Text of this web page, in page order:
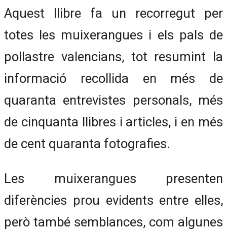
Aquest llibre fa un recorregut per
totes les muixerangues i els pals de
pollastre valencians, tot resumint la
informació recollida en més de
quaranta entrevistes personals, més
de cinquanta llibres i articles, i en més
de cent quaranta fotografies.
Les muixerangues presenten
diferències prou evidents entre elles,
però també semblances, com algunes